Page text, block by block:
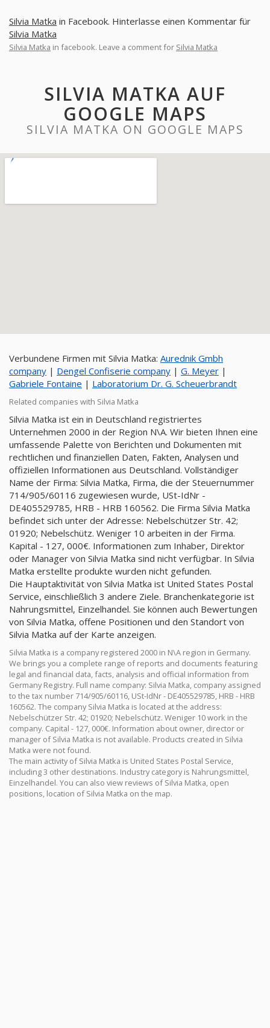
Silvia Matka in Facebook. Hinterlasse einen Kommentar für
Silvia Matka
Silvia Matka in facebook. Leave a comment for Silvia Matka
SILVIA MATKA AUF
GOOGLE MAPS
SILVIA MATKA ON GOOGLE MAPS
Verbundene Firmen mit Silvia Matka: Aurednik Gmbh
company | Dengel Confiserie company | G. Meyer |
Gabriele Fontaine | Laboratorium Dr. G. Scheuerbrandt
Related companies with Silvia Matka
Silvia Matka ist ein in Deutschland registriertes
Unternehmen 2000 in der Region N\A. Wir bieten Ihnen eine
umfassende Palette von Berichten und Dokumenten mit
rechtlichen und finanziellen Daten, Fakten, Analysen und
offiziellen Informationen aus Deutschland. Vollständiger
Name der Firma: Silvia Matka, Firma, die der Steuernummer
714/905/60116 zugewiesen wurde, USt-IdNr -
DE405529785, HRB - HRB 160562. Die Firma Silvia Matka
befindet sich unter der Adresse: Nebelschützer Str. 42;
01920; Nebelschütz. Weniger 10 arbeiten in der Firma.
Kapital - 127, 000€. Informationen zum Inhaber, Direktor
oder Manager von Silvia Matka sind nicht verfügbar. In Silvia
Matka erstellte produkte wurden nicht gefunden.
Die Hauptaktivität von Silvia Matka ist United States Postal
Service, einschließlich 3 andere Ziele. Branchenkategorie ist
Nahrungsmittel, Einzelhandel. Sie können auch Bewertungen
von Silvia Matka, offene Positionen und den Standort von
Silvia Matka auf der Karte anzeigen.
Silvia Matka is a company registered 2000 in N\A region in Germany.
We brings you a complete range of reports and documents featuring
legal and financial data, facts, analysis and official information from
Germany Registry. Full name company: Silvia Matka, company assigned
to the tax number 714/905/60116, USt-IdNr - DE405529785, HRB - HRB
160562. The company Silvia Matka is located at the address:
Nebelschützer Str. 42; 01920; Nebelschütz. Weniger 10 work in the
company. Capital - 127, 000€. Information about owner, director or
manager of Silvia Matka is not available. Products created in Silvia
Matka were not found.
The main activity of Silvia Matka is United States Postal Service,
including 3 other destinations. Industry category is Nahrungsmittel,
Einzelhandel. You can also view reviews of Silvia Matka, open
positions, location of Silvia Matka on the map.